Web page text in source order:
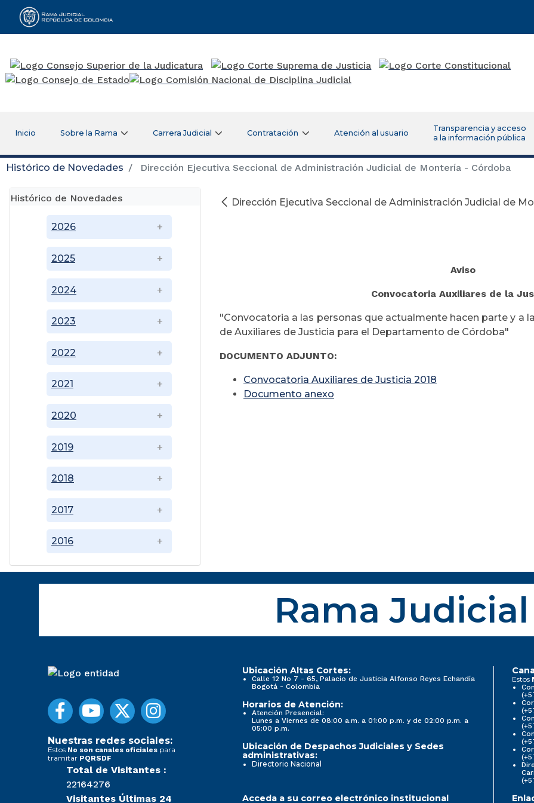
Rama Judicial
Inicio Sobre la Rama Carrera Judicial Contratación Atención al usuario
Transparencia y acceso
a la información pública
Histórico de Novedades Dirección Ejecutiva Seccional de Administración Judicial de Montería - Córdoba
Histórico de Novedades
2016
2017
2018
2019
2020
2021
2022
2023
2024
2025
2026
Dirección Ejecutiva Seccional de Administración Judicial de
Aviso
Convocatoria Auxiliares de la
"Convocatoria a las personas que actualmente hacen parte y a
de Auxiliares de Justicia para el Departamento de Córdoba"
DOCUMENTO ADJUNTO:
Convocatoria Auxiliares de Justicia 2018
Documento anexo
Rama Judicial
Nuestras redes sociales:
Estos No son canales oficiales para
tramitar PQRSDF
Total de Visitantes :
22164276
Visitantes Últimas 24
Ubicación Altas Cortes:
Calle 12 No 7 - 65, Palacio de Justicia Alfonso Reyes Echandía
Bogotá - Colombia
Horarios de Atención:
Atención Presencial:
Lunes a Viernes de 08:00 a.m. a 01:00 p.m. y de 02:00 p.m. a
05:00 p.m.
Ubicación de Despachos Judiciales y Sedes
administrativas:
Directorio Nacional
Estos
Acceda a su correo electrónico institucional